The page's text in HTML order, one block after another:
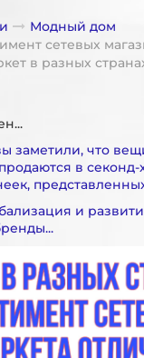
Модный дом
сетевых
в разных
что
в
и